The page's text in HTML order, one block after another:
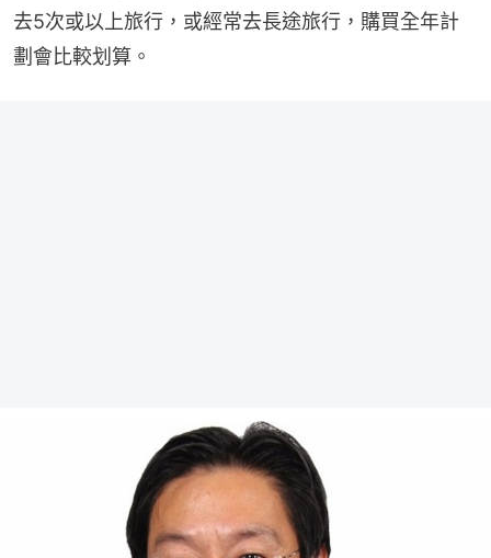
去5次或以上旅行，或經常去長途旅行，購買全年計
劃會比較划算。